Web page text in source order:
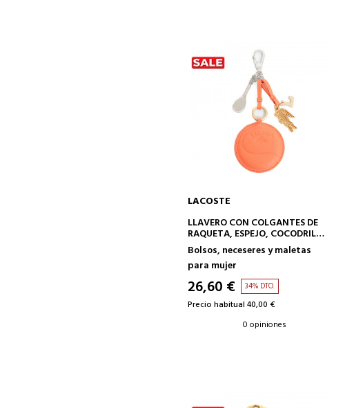
AÑADIR A LA CESTA
LACOSTE
LLAVERO CON COLGANTES DE
RAQUETA, ESPEJO, COCODRILO
Y L
Bolsos, neceseres y maletas
para mujer
26,60 € 34% DTO.
Precio habitual 40,00 €
0 opiniones